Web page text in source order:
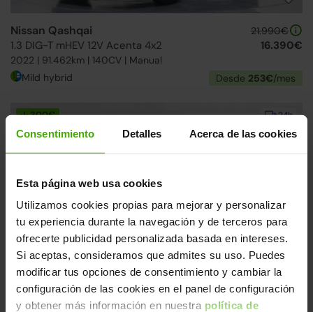
Consentimiento Detalles Acerca de las cookies
Esta página web usa cookies
Utilizamos cookies propias para mejorar y personalizar
tu experiencia durante la navegación y de terceros para
ofrecerte publicidad personalizada basada en intereses.
Si aceptas, consideramos que admites su uso. Puedes
modificar tus opciones de consentimiento y cambiar la
configuración de las cookies en el panel de configuración
y obtener más información en nuestra política de
Nissan Qashqai
1.3 DIG-T mHEV 12V Acenta 4x2
2022 | 91.462km | 140CV | Manual
21.990€
16.390€
Mild hybrid Desde 253€/mes
24h
↓ 300€
Nissan Qashqai
1.3 DIG-T mHEV 12V N-GO 4x2
2022 | 97.185km | 140CV | Manual
21.990€
16.590€
Mild hybrid Desde 255€